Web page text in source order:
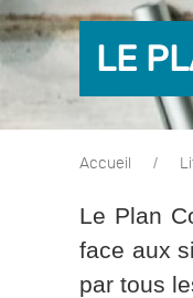
LE
Accueil
Le Plan
face aux
par tous